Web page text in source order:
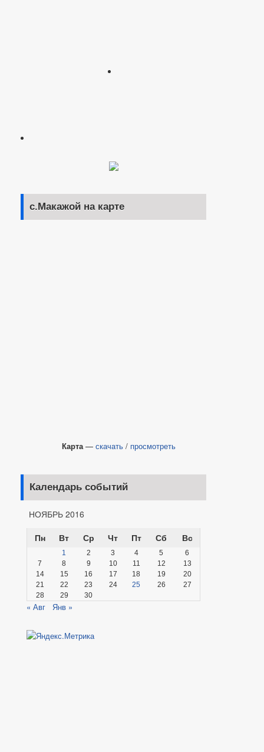
с.Макажой на карте
Карта — скачать / просмотреть
Календарь событий
НОЯБРЬ 2016
Пн
Вт Ср Чт Пт Сб Вс
1 2 3 4 5
6
7
8 9 10 11 12
13
14
15 16 17 18 19
20
21
22 23 24 25 26
27
28
29 30
« Авг Янв »